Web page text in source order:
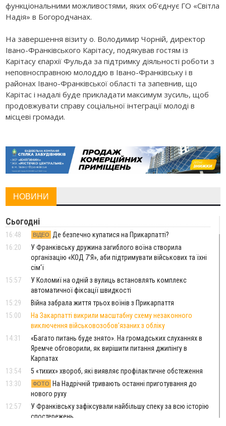
функціональними можливостями, яких об’єднує ГО «Світла
Надія» в Богородчанах.
На завершення візиту о. Володимир Чорній, директор
Івано-Франківського Карітасу, подякував гостям із
Карітасу єпархії Фульда за підтримку діяльності роботи з
неповносправною молоддю в Івано-Франківську і в
районах Івано-Франківської області та запевнив, що
Карітас і надалі буде прикладати максимум зусиль, щоб
продовжувати справу соціальної інтеграції молоді в
місцеві громади.
НОВИНИ
Сьогодні
16:48 ВІДЕО
Де безпечно купатися на Прикарпатті?
16:20
У Франківську дружина загиблого воїна створила
організацію «КОД 7'Я», аби підтримувати військових та їхні
сім'ї
15:57
У Коломиї на одній з вулиць встановлять комплекс
автоматичної фіксації швидкості
15:29
Війна забрала життя трьох воїнів з Прикарпаття
15:00
На Закарпатті викрили масштабну схему незаконного
виключення військовозобов’язаних з обліку
14:31
«Багато питань буде знято». На громадських слуханнях в
Яремче обговорили, як вирішити питання джипінгу в
Карпатах
13:54
5 «тихих» хвороб, які виявляє профілактичне обстеження
13:30
ФОТО
На Надрічній тривають останні приготування до
нового руху
12:57
У Франківську зафіксували найбільшу спеку за всю історію
спостережень